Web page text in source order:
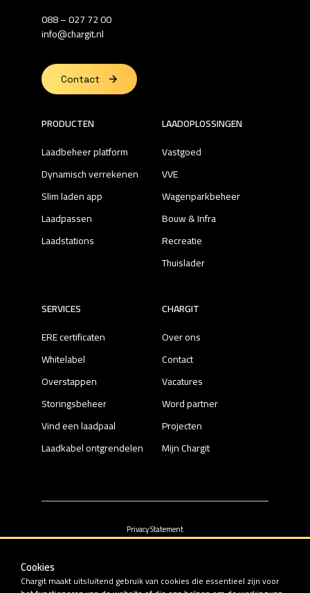
088 – 027 72 00
info@chargit.nl
Contact
PRODUCTEN
Laadbeheer platform
Dynamisch verrekenen
Slim laden app
Laadpassen
Laadstations
LAADOPLOSSINGEN
Vastgoed
VVE
Wagenparkbeheer
Bouw & Infra
Recreatie
Thuislader
SERVICES
ERE certificaten
Whitelabel
Overstappen
Storingsbeheer
Vind een laadpaal
Laadkabel ontgrendelen
CHARGIT
Over ons
Contact
Vacatures
Word partner
Projecten
Mijn Chargit
Privacy Statement
Cookies
Cookies
Chargit maakt uitsluitend gebruik van cookies die essentieel zijn voor